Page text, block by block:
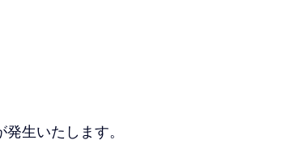
生いたします。